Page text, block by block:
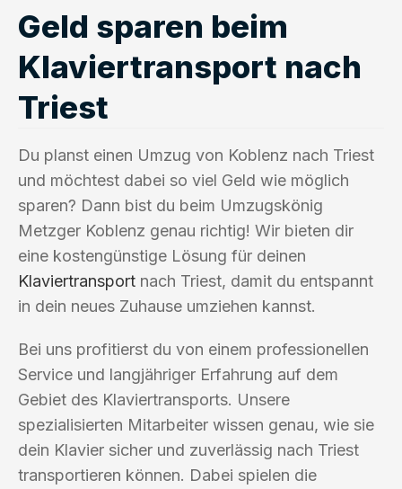
Geld sparen beim
Klaviertransport nach
Triest
Du planst einen Umzug von Koblenz nach Triest
und möchtest dabei so viel Geld wie möglich
sparen? Dann bist du beim Umzugskönig
Metzger Koblenz genau richtig! Wir bieten dir
eine kostengünstige Lösung für deinen
Klaviertransport nach Triest, damit du entspannt
in dein neues Zuhause umziehen kannst.
Bei uns profitierst du von einem professionellen
Service und langjähriger Erfahrung auf dem
Gebiet des Klaviertransports. Unsere
spezialisierten Mitarbeiter wissen genau, wie sie
dein Klavier sicher und zuverlässig nach Triest
transportieren können. Dabei spielen die